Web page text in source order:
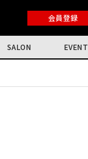
会員登録
SALON EVENT